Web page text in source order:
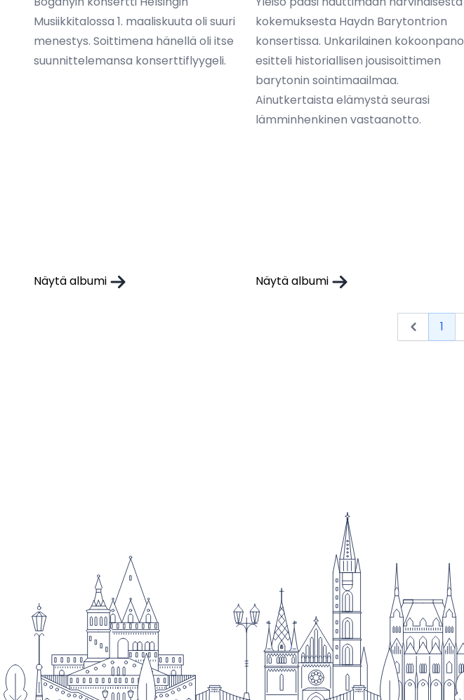
Musiikkitalossa 1. maaliskuuta oli suuri
menestys. Soittimena hänellä oli itse
suunnittelemansa konserttiflyygeli.
Näytä albumi
kokemuksesta Haydn Barytontrion
konsertissa. Unkarilainen kokoonpano
esitteli historiallisen jousisoittimen
barytonin sointimaailmaa.
Ainutkertaista elämystä seurasi
lämminhenkinen vastaanotto.
Näytä albumi
1